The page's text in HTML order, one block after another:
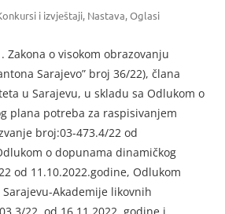
i izvještaji, Nastava,Oglasi
Zakona o visokom obrazovanju
Sarajevo” broj 36/22), člana
u Sarajevu, u skladu sa Odlukom o
plana potreba za raspisivanjem
broj:03-473.4/22 od
o dopunama dinamičkog
od 11.10.2022.godine, Odlukom
Akademije likovnih